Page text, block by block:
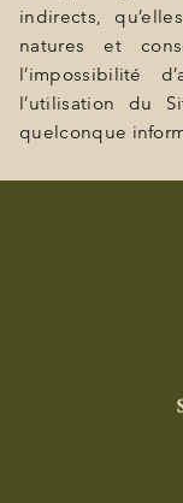
indirects,
natures et
l’impossibilité
l’utilisation du
quelconque